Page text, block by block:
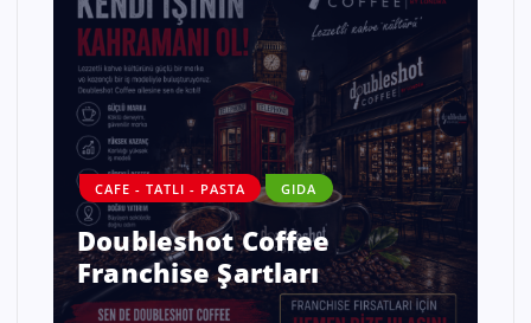
DANIŞMANLIK GIDA
ALO DİYET – SAĞLAMLIQLI
HƏYATIN YENİ NƏSİL
ÜNVANI